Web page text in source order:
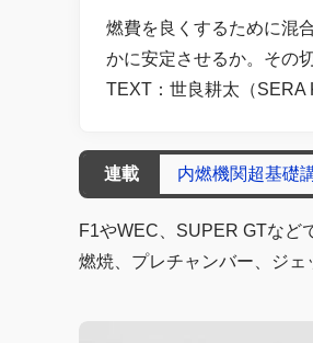
燃費を良くするために混
かに安定させるか。その
TEXT：世良耕太（SERA
連載 内燃機関超基礎
F1やWEC、SUPER GTなど
燃焼、プレチャンバー、ジェ